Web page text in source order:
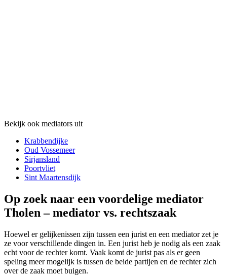
Bekijk ook mediators uit
Krabbendijke
Oud Vossemeer
Sirjansland
Poortvliet
Sint Maartensdijk
Op zoek naar een voordelige mediator
Tholen – mediator vs. rechtszaak
Hoewel er gelijkenissen zijn tussen een jurist en een mediator zet je
ze voor verschillende dingen in. Een jurist heb je nodig als een zaak
echt voor de rechter komt. Vaak komt de jurist pas als er geen
speling meer mogelijk is tussen de beide partijen en de rechter zich
over de zaak moet buigen.